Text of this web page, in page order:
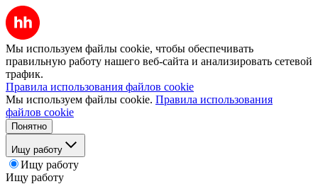
Мы используем файлы cookie, чтобы обеспечивать
правильную работу нашего веб-сайта и анализировать сетевой
трафик.
Правила использования файлов cookie
Мы используем файлы cookie. Правила использования
файлов cookie
Понятно
Ищу работу
Ищу работу
Ищу работу